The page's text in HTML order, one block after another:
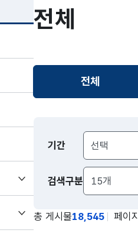
전체
전체선택됨
알림
검색
기간
검색구분
검색구분
총 게시물18,545 페이지